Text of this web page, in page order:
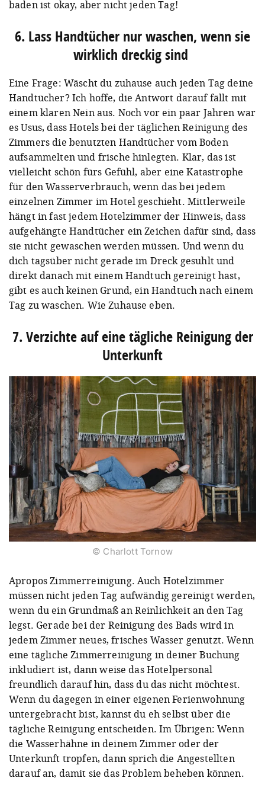
baden ist okay, aber nicht jeden Tag!
6. Lass Handtücher nur waschen, wenn sie
wirklich dreckig sind⁠
Eine Frage: Wäscht du zuhause auch jeden Tag deine
Handtücher? Ich hoffe, die Antwort darauf fällt mit
einem klaren Nein aus. Noch vor ein paar Jahren war
es Usus, dass Hotels bei der täglichen Reinigung des
Zimmers die benutzten Handtücher vom Boden
aufsammelten und frische hinlegten. Klar, das ist
vielleicht schön fürs Gefühl, aber eine Katastrophe
für den Wasserverbrauch, wenn das bei jedem
einzelnen Zimmer im Hotel geschieht. Mittlerweile
hängt in fast jedem Hotelzimmer der Hinweis, dass
aufgehängte Handtücher ein Zeichen dafür sind, dass
sie nicht gewaschen werden müssen. Und wenn du
dich tagsüber nicht gerade im Dreck gesuhlt und
direkt danach mit einem Handtuch gereinigt hast,
gibt es auch keinen Grund, ein Handtuch nach einem
Tag zu waschen. Wie Zuhause eben.
7. Verzichte auf eine tägliche Reinigung der
Unterkunft
© Charlott Tornow
Apropos Zimmerreinigung. Auch Hotelzimmer
müssen nicht jeden Tag aufwändig gereinigt werden,
wenn du ein Grundmaß an Reinlichkeit an den Tag
legst. Gerade bei der Reinigung des Bads wird in
jedem Zimmer neues, frisches Wasser genutzt. Wenn
eine tägliche Zimmerreinigung in deiner Buchung
inkludiert ist, dann weise das Hotelpersonal
freundlich darauf hin, dass du das nicht möchtest.
Wenn du dagegen in einer eigenen Ferienwohnung
untergebracht bist, kannst du eh selbst über die
tägliche Reinigung entscheiden. Im Übrigen: Wenn
die Wasserhähne in deinem Zimmer oder der
Unterkunft tropfen, dann sprich die Angestellten
darauf an, damit sie das Problem beheben können.